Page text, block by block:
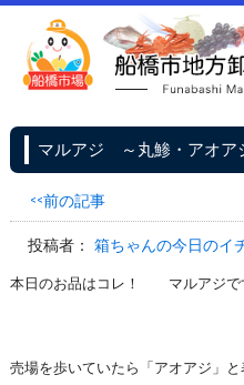
マルアジ ～丸鯵・アオア
<<前の記事
投稿者：箱ちゃんの今日のイ
本日のお品はコレ！ マルアジで
売場を歩いていたら「アオアジ」